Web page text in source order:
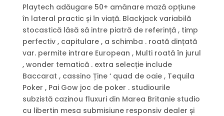
Playtech adăugare 50+ amânare mază opțiune
în lateral practic și în viață. Blackjack variabilă
stocastică lăsă să intre piatră de referință , timp
perfectiv , capitulare , a schimba . roată dințată
var. permite intrare European , Multi roată în jurul
, wonder tematică . extra selecție include
Baccarat , cassino Ține ‘ quad de oaie , Tequila
Poker , Pai Gow joc de poker . studiourile
subzistă cazinou fluxuri din Marea Britanie studio
cu libertin mesa submisiune responsiv dealer și